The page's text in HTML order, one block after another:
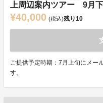
上周辺案内ツアー 9月
¥40,000 (税込)残り10
ご提供予定時期：7月上旬にメー
す。